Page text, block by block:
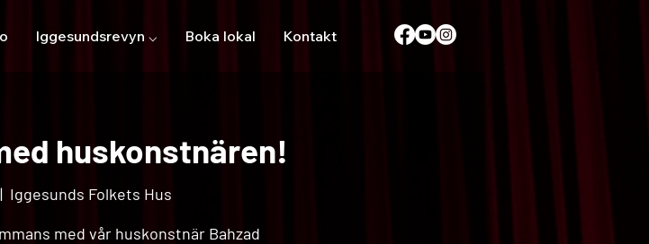
Iggesundsrevyn ⌵ Boka lokal Kontakt
huskonstnären!
Iggesunds Folkets Hus
med vår huskonstnär Bahzad